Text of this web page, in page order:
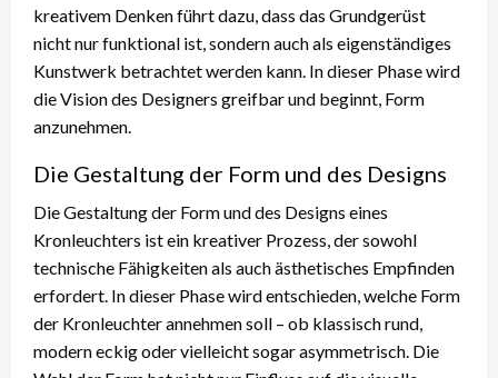
kreativem Denken führt dazu, dass das Grundgerüst
nicht nur funktional ist, sondern auch als eigenständiges
Kunstwerk betrachtet werden kann. In dieser Phase wird
die Vision des Designers greifbar und beginnt, Form
anzunehmen.
Die Gestaltung der Form und des Designs
Die Gestaltung der Form und des Designs eines
Kronleuchters ist ein kreativer Prozess, der sowohl
technische Fähigkeiten als auch ästhetisches Empfinden
erfordert. In dieser Phase wird entschieden, welche Form
der Kronleuchter annehmen soll – ob klassisch rund,
modern eckig oder vielleicht sogar asymmetrisch. Die